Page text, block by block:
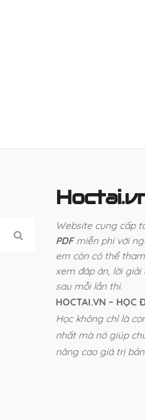
Website cung cấp
PDFmiễn phí với
em còn có thể
xem đáp án, lời
sau mỗi lần thi.
HOCTAI.VN – HỌC
Học không chỉ là
nhất mà nó giúp
nâng cao giá trị